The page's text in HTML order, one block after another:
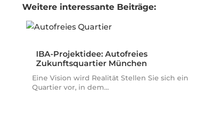
Weitere interessante Beiträge:
IBA-Projektidee: Autofreies
Zukunftsquartier München
Eine Vision wird Realität Stellen Sie sich ein
Quartier vor, in dem…